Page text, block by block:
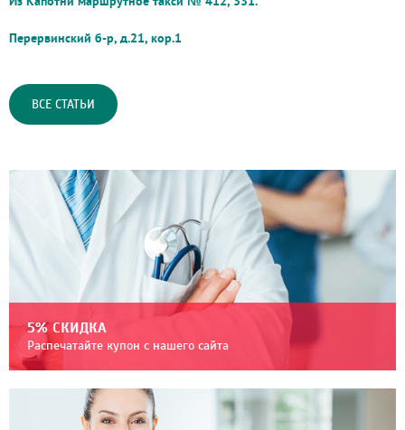
Перервинский б-р, д.21, кор.1
ВСЕ СТАТЬИ
5% СКИДКА
Распечатайте купон с нашего сайта